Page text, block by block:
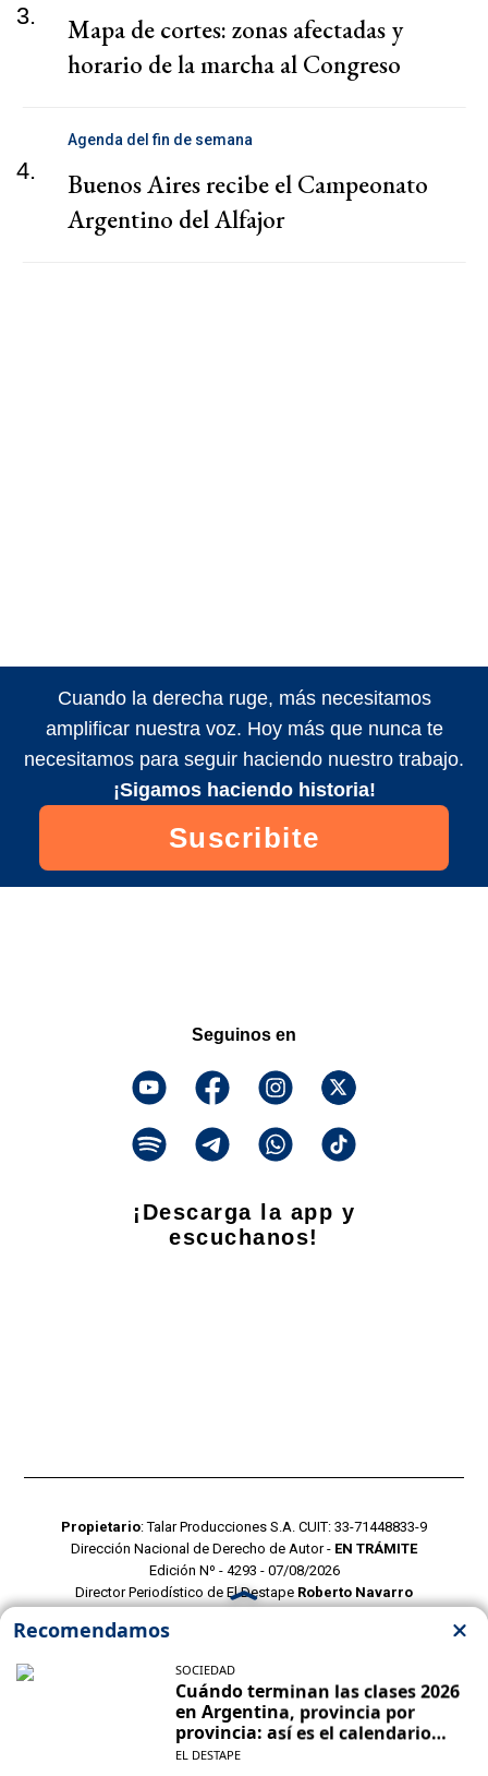
3.
Mapa de cortes: zonas afectadas y
horario de la marcha al Congreso
4.
Agenda del fin de semana
Buenos Aires recibe el Campeonato
Argentino del Alfajor
Cuando la derecha ruge, más necesitamos
amplificar nuestra voz. Hoy más que nunca te
necesitamos para seguir haciendo nuestro trabajo.
¡Sigamos haciendo historia!
Suscribite
Seguinos en
¡Descarga la app y
escuchanos!
Propietario: Talar Producciones S.A. CUIT: 33-71448833-9
Dirección Nacional de Derecho de Autor - EN TRÁMITE
Edición Nº - 4293 - 07/08/2026
Director Periodístico de El Destape Roberto Navarro
POLITICAS DE PRIVACIDAD
CONTACTO COMERCIAL
CONTACTO EDITORIAL